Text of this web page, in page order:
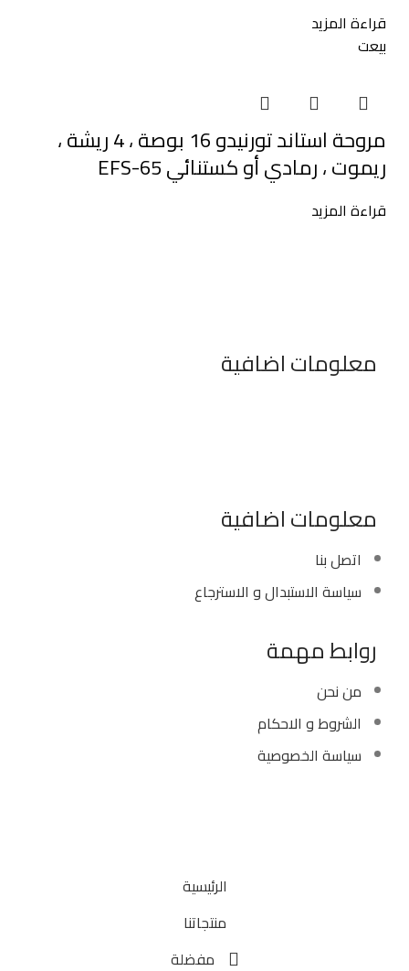
قراءة المزيد
بيعت
مروحة استاند تورنيدو 16 بوصة ، 4 ريشة ،
ريموت ، رمادي أو كستنائي EFS-65
قراءة المزيد
معلومات اضافية
معلومات اضافية
اتصل بنا
سياسة الاستبدال و الاسترجاع
روابط مهمة
من نحن
الشروط و الاحكام
سياسة الخصوصية
الرئيسية
منتجاتنا
مفضلة